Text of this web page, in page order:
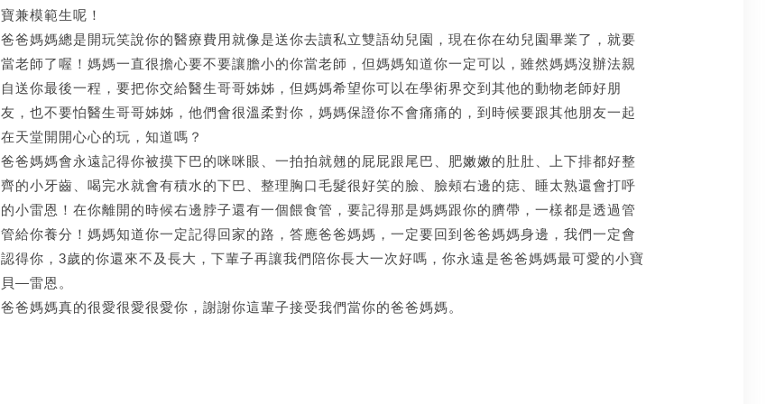
寶兼模範生呢！
爸爸媽媽總是開玩笑說你的醫療費用就像是送你去讀私立雙語幼兒園，現在你在幼兒園畢業了，就要
當老師了喔！媽媽一直很擔心要不要讓膽小的你當老師，但媽媽知道你一定可以，雖然媽媽沒辦法親
自送你最後一程，要把你交給醫生哥哥姊姊，但媽媽希望你可以在學術界交到其他的動物老師好朋
友，也不要怕醫生哥哥姊姊，他們會很溫柔對你，媽媽保證你不會痛痛的，到時候要跟其他朋友一起
在天堂開開心心的玩，知道嗎？
爸爸媽媽會永遠記得你被摸下巴的咪咪眼、一拍拍就翹的屁屁跟尾巴、肥嫩嫩的肚肚、上下排都好整
齊的小牙齒、喝完水就會有積水的下巴、整理胸口毛髮很好笑的臉、臉頰右邊的痣、睡太熟還會打呼
的小雷恩！在你離開的時候右邊脖子還有一個餵食管，要記得那是媽媽跟你的臍帶，一樣都是透過管
管給你養分！媽媽知道你一定記得回家的路，答應爸爸媽媽，一定要回到爸爸媽媽身邊，我們一定會
認得你，3歲的你還來不及長大，下輩子再讓我們陪你長大一次好嗎，你永遠是爸爸媽媽最可愛的小寶
貝—雷恩。
爸爸媽媽真的很愛很愛很愛你，謝謝你這輩子接受我們當你的爸爸媽媽。